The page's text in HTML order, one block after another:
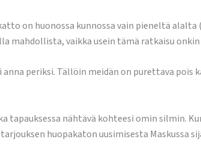
on huonossa kunnossa vain pieneltä alalta
mahdollista, vaikka usein tämä ratkaisu
periksi. Tällöin meidän on purettava pois
nähtävä kohteesi omin silmin.
huopakaton uusimisesta Maskussa